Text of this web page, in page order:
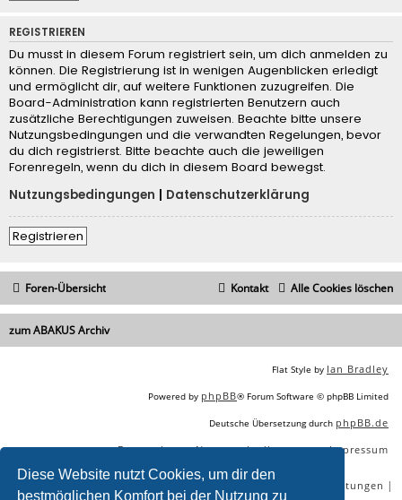
Diese Website nutzt Cookies, um dir den
bestmöglichen Komfort bei der Nutzung zu
REGISTRIEREN
Du musst in diesem Forum registriert sein, um dich anmelden zu
können. Die Registrierung ist in wenigen Augenblicken erledigt
und ermöglicht dir, auf weitere Funktionen zuzugreifen. Die
Board-Administration kann registrierten Benutzern auch
zusätzliche Berechtigungen zuweisen. Beachte bitte unsere
Nutzungsbedingungen und die verwandten Regelungen, bevor
du dich registrierst. Bitte beachte auch die jeweiligen
Forenregeln, wenn du dich in diesem Board bewegst.
Nutzungsbedingungen
Datenschutzerklärung
Registrieren
Foren-Übersicht Alle Cookies löschen
Kontakt
zum ABAKUS Archiv
Flat Style by Ian Bradley
Powered by phpBB® Forum Software © phpBB Limited
Deutsche Übersetzung durch phpBB.de
Datenschutz|Nutzungsbedingungen|Impressum
SEO Online Tools SEO Dienstleistungen |